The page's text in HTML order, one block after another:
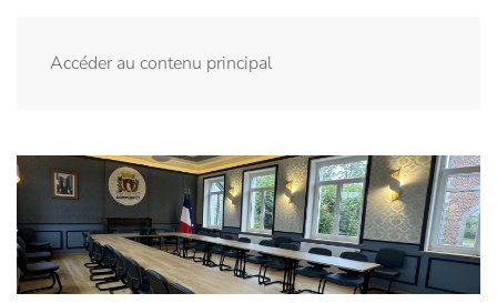
Accéder au contenu principal